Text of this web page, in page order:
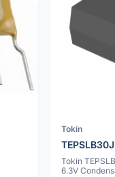
Tokin
Tokin
6.3V